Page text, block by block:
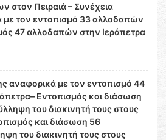
στον Πειραιά – Συνέχεια
με τον εντοπισμό 33 αλλοδαπών
47 αλλοδαπών στην Ιεράπετρα
αναφορικά με τον εντοπισμό 44
Εντοπισμός και διάσωση
του διακινητή τους στους
και διάσωση 56
του διακινητή τους στους